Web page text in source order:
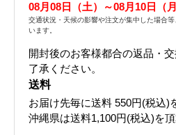
08月08日（土）～08月10日（月
交通状況・天候の影響や注文が集中した場合
います。
開封後のお客様都合の返品・
了承ください。
送料
お届け先毎に送料 550円(税込)
沖縄県は送料1,100円(税込)を頂